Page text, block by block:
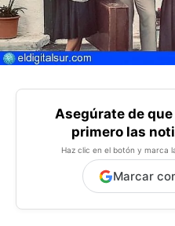
Asegúrate de
primero las
Haz clic en el botón y marca
Marcar